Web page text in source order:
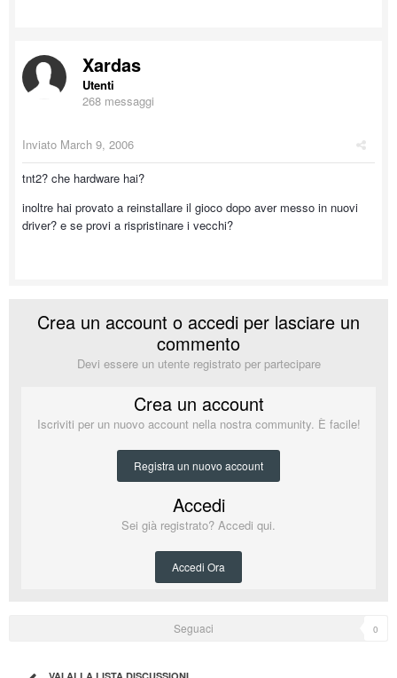
Xardas
Utenti
268 messaggi
Inviato March 9, 2006
tnt2? che hardware hai?
inoltre hai provato a reinstallare il gioco dopo aver messo in nuovi
driver? e se provi a rispristinare i vecchi?
Crea un account o accedi per lasciare un
commento
Devi essere un utente registrato per partecipare
Crea un account
Iscriviti per un nuovo account nella nostra community. È facile!
Registra un nuovo account
Accedi
Sei già registrato? Accedi qui.
Accedi Ora
Seguaci 0